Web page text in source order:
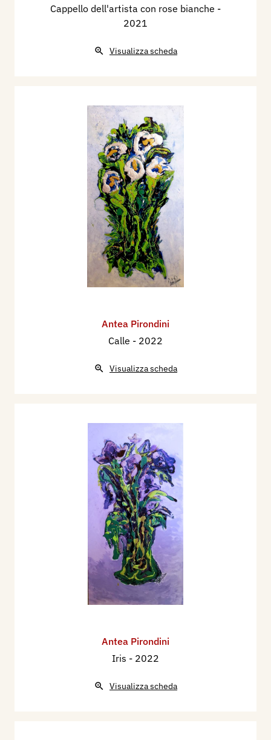
Cappello dell'artista con rose bianche -
2021
Visualizza scheda
Antea Pirondini
Calle - 2022
Visualizza scheda
Antea Pirondini
Iris - 2022
Visualizza scheda